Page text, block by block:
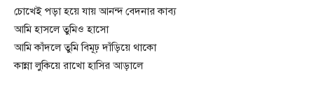
চোখেই পড়া হয়ে যায় আনন্দ বেদনার কাব্য
আমি হাসলে তুমিও হাসো
আমি কাঁদলে তুমি বিমূঢ় দাঁড়িয়ে থাকো
কান্না লুকিয়ে রাখো হাসির আড়ালে